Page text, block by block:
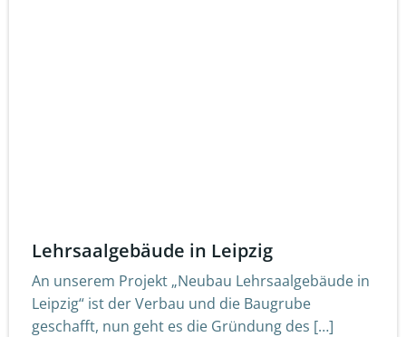
Lehrsaalgebäude in Leipzig
An unserem Projekt „Neubau Lehrsaalgebäude in
Leipzig“ ist der Verbau und die Baugrube
geschafft, nun geht es die Gründung des […]